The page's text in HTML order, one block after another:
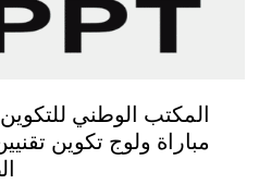
المكتب الوطني
مباراة ولوج تكوين